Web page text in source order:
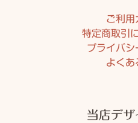
ご利用
特定商取引
プライバシ
よくあ
当店デザ